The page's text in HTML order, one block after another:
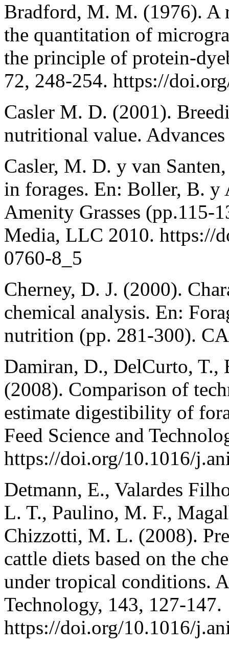
Bradford, M. M. (1976). A
the quantitation of
the principle of protein-
72, 248-254. https://
Casler M. D. (2001).
nutritional value.
Casler, M. D. y van
in forages. En: Boller, B. y
Amenity Grasses (pp.115-
Media, LLC 2010. https://
0760-8_5
Cherney, D. J. (2000).
chemical analysis. En:
nutrition (pp. 281-300).
Damiran, D., DelCurto,
(2008). Comparison of
estimate digestibility of
Feed Science and
https://doi.org/10.1016/
Detmann, E., Valardes
L. T., Paulino, M. F.,
Chizzotti, M. L. (2008).
cattle diets based on the
under tropical conditions.
Technology, 143, 127-147.
https://doi.org/10.1016/